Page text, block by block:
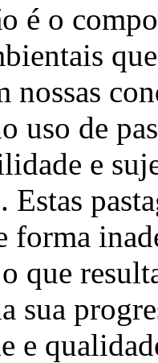
é o
nossas
uso de
e
Estas
forma
que
sua
e